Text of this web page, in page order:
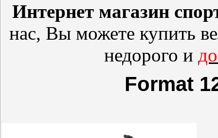
Интернет магазин
нас, Вы можете купить
недорого и
Format